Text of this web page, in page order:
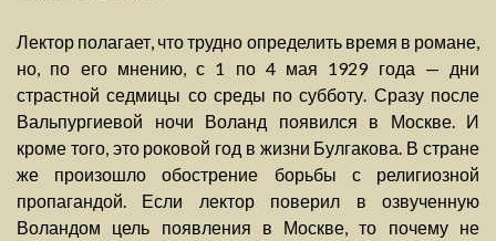
Лектор полагает, что трудно определить время в романе,
но, по его мнению, с 1 по 4 мая 1929 года — дни
страстной седмицы со среды по субботу. Сразу после
Вальпургиевой ночи Воланд появился в Москве. И
кроме того, это роковой год в жизни Булгакова. В стране
же произошло обострение борьбы с религиозной
пропагандой. Если лектор поверил в озвученную
Воландом цель появления в Москве, то почему не